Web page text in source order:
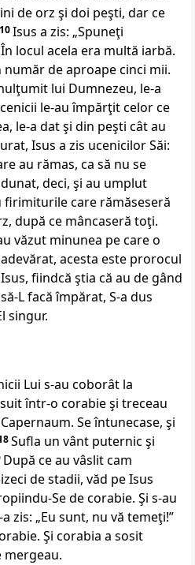
de orz şi doi peşti, darce
10Isus a zis: „Spuneţi
locul acela era multă iarbă.
număr de aproape cinci mii.
lui Dumnezeu, le-a
le-au împărţit celor ce
le-a dat şi din peşti cât au
Isus a zis ucenicilor Săi:
au rămas, ca să nu se
deci, şi au umplut
firimiturile care rămăseseră
după ce mâncaseră toţi.
văzut minunea pe care o
acesta este prorocul
Isus, fiindcă ştia că au de gând
L facă împărat, S-a dus
singur.
Lui s-au coborât la
într-o corabie şi treceau
Se întunecase, şi
Sufla un vânt puternic şi
După ce au vâslit cam
de stadii, văd pe Isus
Se de corabie. Şi s-au
zis: „Eu sunt, nu vă temeţi!”
Şi corabia a sosit
mergeau.